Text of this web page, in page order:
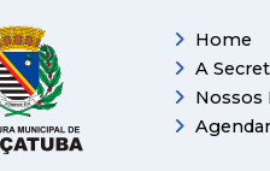
Home
A
Nossos